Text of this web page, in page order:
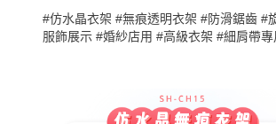
#仿水晶衣架 #無痕透明衣架 #防滑鋸齒 #
服飾展示 #婚紗店用 #高級衣架 #細肩帶專